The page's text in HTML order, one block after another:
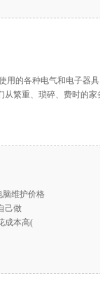
用的各种电气和电子器
从繁重、琐碎、费时的家
脑维护价格
己做
成本高(